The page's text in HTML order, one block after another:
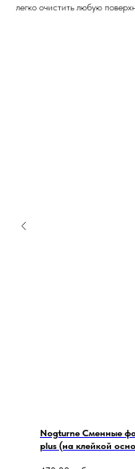
легко очистить любую
Nogturne Сменные
plus (на клейкой